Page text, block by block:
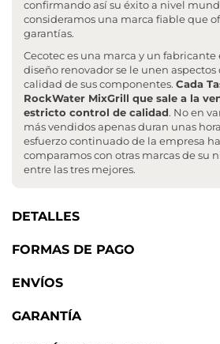
confirmando así su éxito a nivel
consideramos una marca fiable que
garantías.
Cecotec es una marca y un fabricante
diseño renovador se le unen
calidad de sus componentes. Cada
RockWater MixGrill que sale a la
estricto control de calidad. No en
más vendidos apenas duran unas
esfuerzo continuado de la empresa
comparamos con otras marcas de su
entre las tres mejores.
DETALLES
FORMAS DE PAGO
ENVÍOS
GARANTÍA